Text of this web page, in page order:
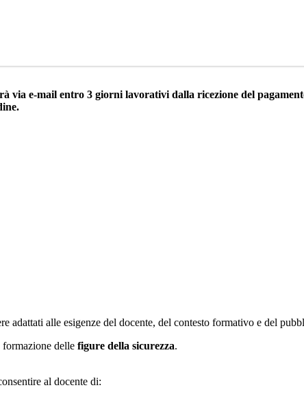
via e-mail entro 3 giorni lavorativi dalla ricezione del
adattati alle esigenze del docente, del contesto formativo e del
delle figure della sicurezza.
al docente di: